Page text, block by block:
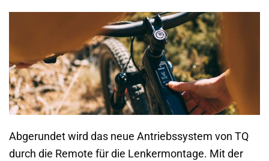
Abgerundet wird das neue Antriebssystem von TQ
durch die Remote für die Lenkermontage. Mit der